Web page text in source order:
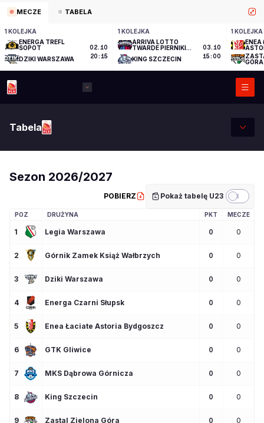
MECZE TABELA
1 KOLEJKA
ENERGA TREFL
SOPOT
DZIKI WARSZAWA
02.10
20:15
1 KOLEJKA
ARRIVA LOTTO
TWARDE PIERNIKI
KING SZCZECIN
03.10
15:00
1 KOLEJKA
ENEA
GÓRA
Tabela
Sezon 2026/2027
POBIERZ Pokaż tabelę U23
POZ DRUŻYNA PKT MECZE
1 Legia Warszawa 0 0
2 Górnik Zamek Książ Wałbrzych 0 0
3 Dziki Warszawa 0 0
4 Energa Czarni Słupsk 0 0
5 Enea Łaciate Astoria Bydgoszcz 0 0
6 GTK Gliwice 0 0
7 MKS Dąbrowa Górnicza 0 0
8 King Szczecin 0 0
9 Zastal Zielona Góra 0 0